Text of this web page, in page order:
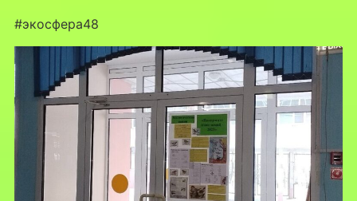
#экосфера48